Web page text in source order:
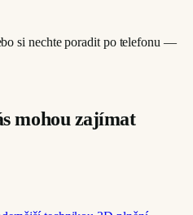
si nechte poradit po telefonu —
mohou zajímat